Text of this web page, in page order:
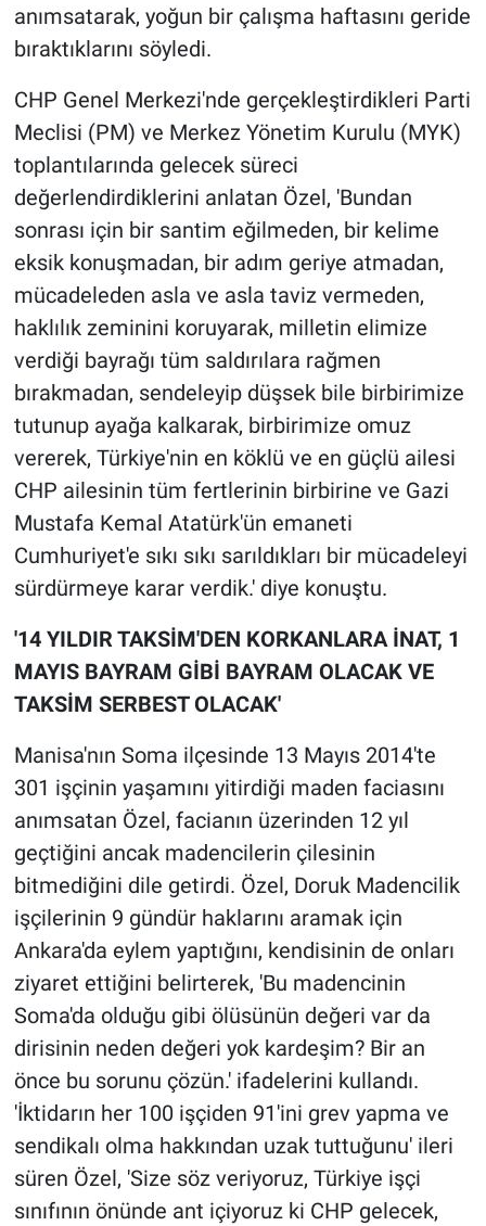
anımsatarak, yoğun bir çalışma haftasını geride
bıraktıklarını söyledi.
CHP Genel Merkezi'nde gerçekleştirdikleri Parti
Meclisi (PM) ve Merkez Yönetim Kurulu (MYK)
toplantılarında gelecek süreci
değerlendirdiklerini anlatan Özel, 'Bundan
sonrası için bir santim eğilmeden, bir kelime
eksik konuşmadan, bir adım geriye atmadan,
mücadeleden asla ve asla taviz vermeden,
haklılık zeminini koruyarak, milletin elimize
verdiği bayrağı tüm saldırılara rağmen
bırakmadan, sendeleyip düşsek bile birbirimize
tutunup ayağa kalkarak, birbirimize omuz
vererek, Türkiye'nin en köklü ve en güçlü ailesi
CHP ailesinin tüm fertlerinin birbirine ve Gazi
Mustafa Kemal Atatürk'ün emaneti
Cumhuriyet'e sıkı sıkı sarıldıkları bir mücadeleyi
sürdürmeye karar verdik.' diye konuştu.
'14 YILDIR TAKSİM'DEN KORKANLARA İNAT, 1
MAYIS BAYRAM GİBİ BAYRAM OLACAK VE
TAKSİM SERBEST OLACAK'
Manisa'nın Soma ilçesinde 13 Mayıs 2014'te
301 işçinin yaşamını yitirdiği maden faciasını
anımsatan Özel, facianın üzerinden 12 yıl
geçtiğini ancak madencilerin çilesinin
bitmediğini dile getirdi. Özel, Doruk Madencilik
işçilerinin 9 gündür haklarını aramak için
Ankara'da eylem yaptığını, kendisinin de onları
ziyaret ettiğini belirterek, 'Bu madencinin
Soma'da olduğu gibi ölüsünün değeri var da
dirisinin neden değeri yok kardeşim? Bir an
önce bu sorunu çözün.' ifadelerini kullandı.
'İktidarın her 100 işçiden 91'ini grev yapma ve
sendikalı olma hakkından uzak tuttuğunu' ileri
süren Özel, 'Size söz veriyoruz, Türkiye işçi
sınıfının önünde ant içiyoruz ki CHP gelecek,